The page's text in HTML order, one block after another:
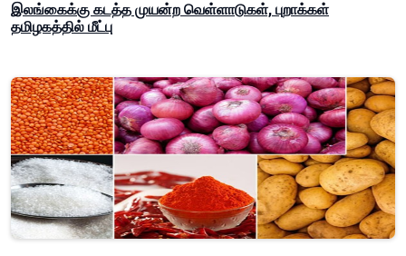
இலங்கைக்கு கடத்த முயன்ற வெள்ளாடுகள், புறாக்கள்
தமிழகத்தில் மீட்பு